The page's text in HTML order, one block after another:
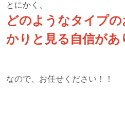
とにかく、
どのようなタイプ
かりと見る自信があ
なので、お任せください！！